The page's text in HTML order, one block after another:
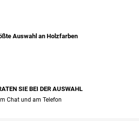
Auswahl an Holzfarben
SIE BEI ​​DER AUSWAHL
Chat und am Telefon